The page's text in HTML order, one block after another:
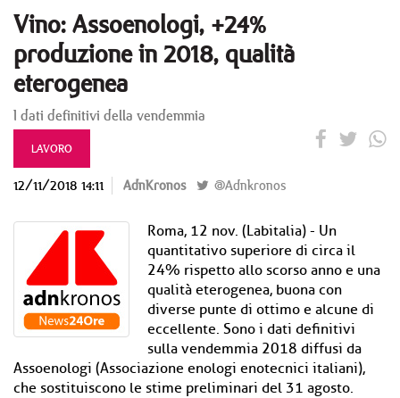
Vino: Assoenologi, +24%
produzione in 2018, qualità
eterogenea
I dati definitivi della vendemmia
LAVORO
12/11/2018 14:11 AdnKronos @Adnkronos
Roma, 12 nov. (Labitalia) - Un
quantitativo superiore di circa il
24% rispetto allo scorso anno e una
qualità eterogenea, buona con
diverse punte di ottimo e alcune di
eccellente. Sono i dati definitivi
sulla vendemmia 2018 diffusi da
Assoenologi (Associazione enologi enotecnici italiani),
che sostituiscono le stime preliminari del 31 agosto.